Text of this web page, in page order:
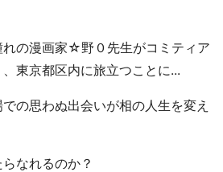
の漫画家☆野０先生がコミティア
東京都区内に旅立つことに...
の思わぬ出会いが相の人生を変え
なれるのか？